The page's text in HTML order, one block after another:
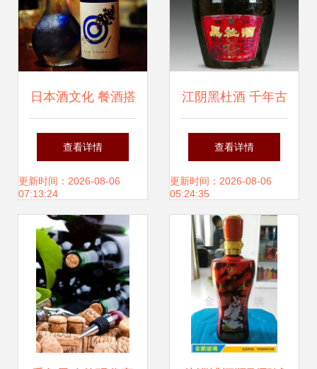
日本酒文化 餐酒搭
配如同恋爱结婚，
这份清酒配餐指南
你要知道
查看详情
更新时间：2026-08-06
07:13:24
江阴黑杜酒 千年古
镇的黑色琥珀
查看详情
更新时间：2026-08-06
05:24:35